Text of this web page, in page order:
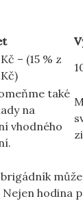
– (15 % z
také
na
vhodného
hodina